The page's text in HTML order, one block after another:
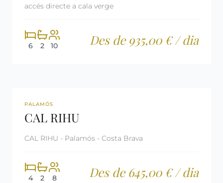
accés directe a cala verge
6 2 10 Des de 935,00 € / dia
REF: CM2395
LLICÈNCIA TURÍSTICA
PALAMÓS
CAL RIHU
CAL RIHU - Palamós - Costa Brava
4 2 8 Des de 645,00 € / dia